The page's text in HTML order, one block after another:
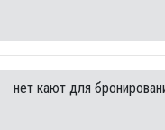
нет кают для